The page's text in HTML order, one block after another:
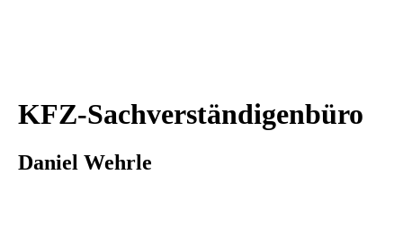
KFZ-Sachverständigenbüro
Daniel Wehrle